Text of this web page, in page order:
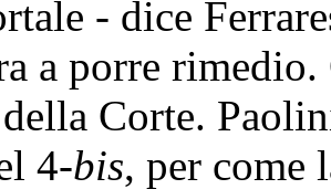
- dice
a porre
della Corte.
4-bis, per come